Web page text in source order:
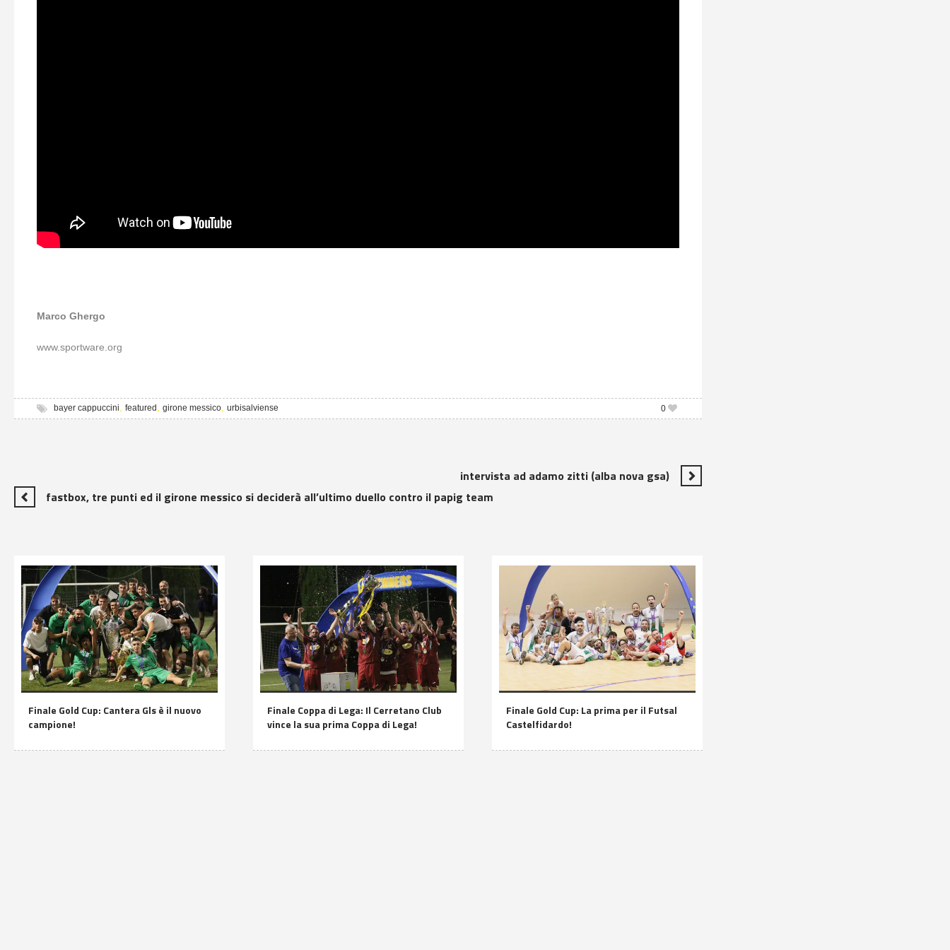
Marco Ghergo
www.sportware.org
0
bayer cappuccini, featured , girone messico, urbisalviense
intervista ad adamo zitti (alba nova gsa)
fastbox, tre punti ed il girone messico si deciderà all’ultimo duello contro il papig team
Finale Gold Cup: Cantera Gls è il nuovo
campione!
Finale Coppa di Lega: Il Cerretano Club
vince la sua prima Coppa di Lega!
Finale Gold Cup: La prima per il Futsal
Castelfidardo!